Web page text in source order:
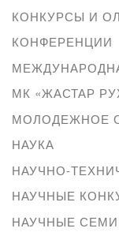
КОНКУРСЫ И
КОНФЕРЕНЦИИ
МК «ЖАСТАР
МОЛОДЕЖНОЕ
НАУКА
НАУЧНО-
НАУЧНЫЕ
НАУЧНЫЕ